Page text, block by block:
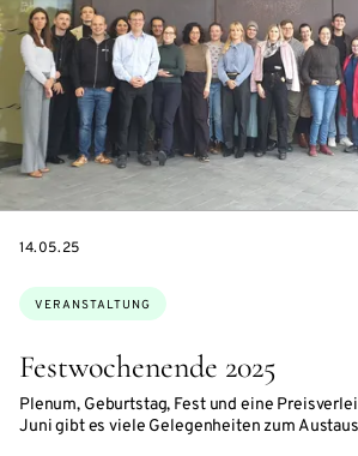
Festwochenende 2025
Plenum, Geburtstag, Fest und eine
Juni gibt es viele Gelegenheiten zum
Themen:
VERANSTALTUNG
DATE
14.05.25